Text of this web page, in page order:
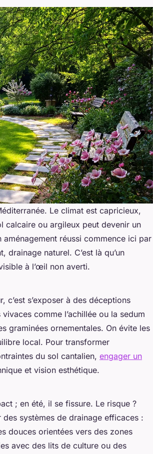
Le climat est capricieux,
calcaire ou argileux peut devenir un
réussi commence ici par
naturel. C’est là qu’un
à l’œil non averti.
s’exposer à des déceptions
comme l’achillée ou la sedum
graminées ornementales. On évite les
local. Pour transformer
du sol cantalien, engager un
et vision esthétique.
; en été, il se fissure. Le risque ?
systèmes de drainage efficaces :
douces orientées vers des zones
avec des lits de culture ou des